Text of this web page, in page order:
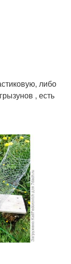
либо
, есть